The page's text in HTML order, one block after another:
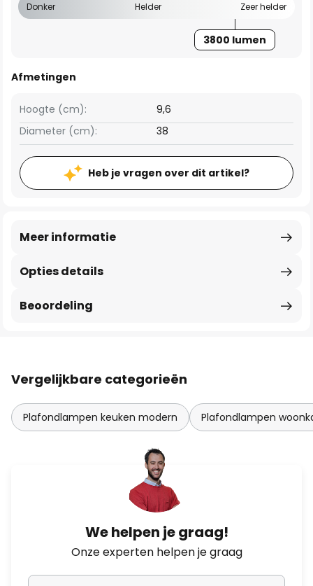
Donker Helder Zeer helder
3800 lumen
Afmetingen
Hoogte (cm):
9,6
Diameter (cm):
38
Heb je vragen over dit artikel?
Opties details
Meer informatie
Beoordeling
Vergelijkbare categorieën
Plafondlampen keuken modern Plafondlampen
We helpen je graag!
Onze experten helpen je graag